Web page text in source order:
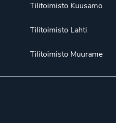
Tilitoimisto Kuusamo
Tilitoimisto Lahti
Tilitoimisto Muurame